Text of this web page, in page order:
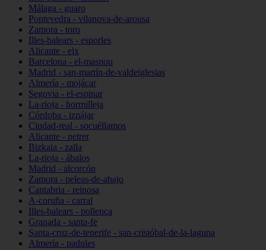
Málaga - guaro
Pontevedra - vilanova-de-arousa
Zamora - toro
Illes-balears - esporles
Alicante - elx
Barcelona - el-masnou
Madrid - san-martín-de-valdeiglesias
Almería - mojácar
Segovia - el-espinar
La-rioja - hormilleja
Córdoba - iznájar
Ciudad-real - socuéllamos
Alicante - petrer
Bizkaia - zalla
La-rioja - ábalos
Madrid - alcorcón
Zamora - peleas-de-abajo
Cantabria - reinosa
A-coruña - carral
Illes-balears - pollença
Granada - santa-fe
Santa-cruz-de-tenerife - san-cristóbal-de-la-laguna
Almería - padules